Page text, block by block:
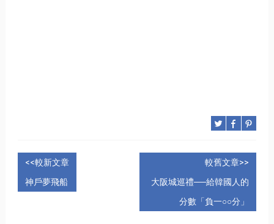
<<較新文章
神戶夢飛船
較舊文章>>
大阪城巡禮──給韓國人的
分數「負一○○分」